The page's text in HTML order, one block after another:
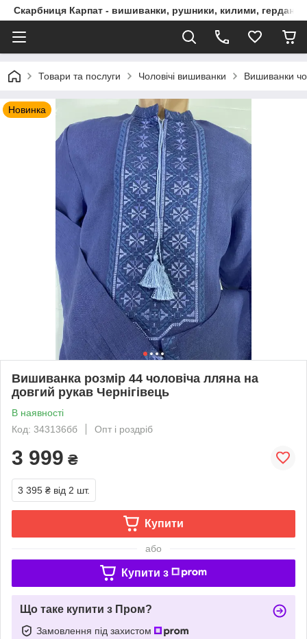
Скарбниця Карпат - вишиванки, рушники, килими, гердани,
Товари та послуги Чоловічі вишиванки Вишиванки
Новинка
Вишиванка розмір 44 чоловіча лляна на
довгий рукав Чернігівець
В наявності
Код: 343136бб
Опт і роздріб
3 999 ₴
3 395 ₴ від 2 шт.
Купити
або
Купити з
Що таке купити з Пром?
Замовлення під захистом